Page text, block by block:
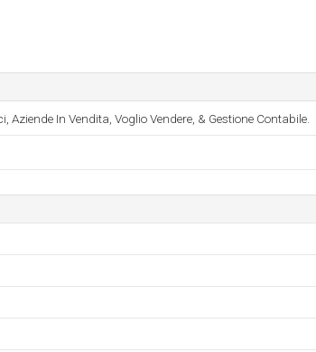
In Vendita, Voglio Vendere, & Gestione Contabile.